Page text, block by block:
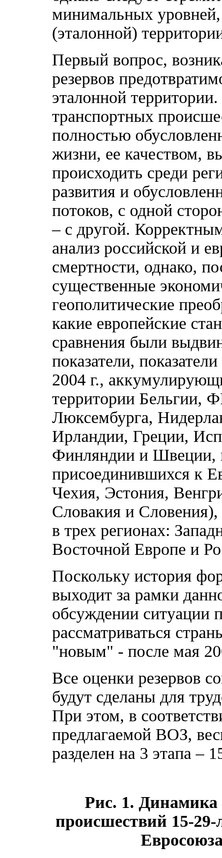
минимальных
(эталонной)
Первый вопрос,
резервов
эталонной
транспортных
полностью
жизни, ее качеством,
происходить среди
развития и
потоков, с одной
– с другой.
анализ российской и
смертности, однако,
существенные
геополитические
какие европейские
сравнения были
показатели,
2004 г.,
территории Бельгии,
Люксембурга,
Ирландии, Греции,
Финляндии и Швеции,
присоединившихся к
Чехия, Эстония,
Словакия и Словения),
в трех регионах:
Восточной Европе и
Поскольку история
выходит за рамки
обсуждении ситуации
рассматриваться
"новым" - после мая
Все оценки резервов
будут сделаны для
При этом, в
предлагаемой ВОЗ,
разделен на 3 этапа –
Рис. 1. Динамика
происшествий 15-29-